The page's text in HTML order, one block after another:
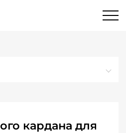
кардана для